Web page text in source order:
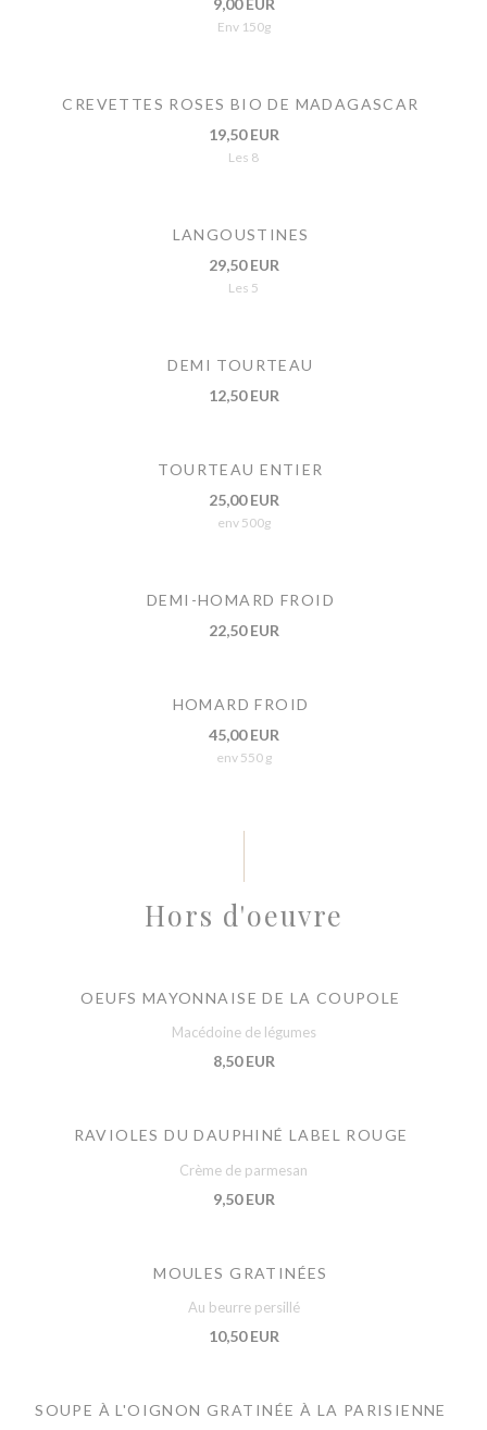
9,00 EUR
Env 150g
CREVETTES ROSES BIO DE MADAGASCAR
19,50 EUR
Les 8
LANGOUSTINES
29,50 EUR
Les 5
DEMI TOURTEAU
12,50 EUR
TOURTEAU ENTIER
25,00 EUR
env 500g
DEMI-HOMARD FROID
22,50 EUR
HOMARD FROID
45,00 EUR
env 550 g
Hors d'oeuvre
OEUFS MAYONNAISE DE LA COUPOLE
Macédoine de légumes
8,50 EUR
RAVIOLES DU DAUPHINÉ LABEL ROUGE
Crème de parmesan
9,50 EUR
MOULES GRATINÉES
Au beurre persillé
10,50 EUR
SOUPE À L'OIGNON GRATINÉE À LA PARISIENNE